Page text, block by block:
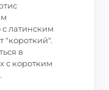
латинским
"короткий".
в
с коротким